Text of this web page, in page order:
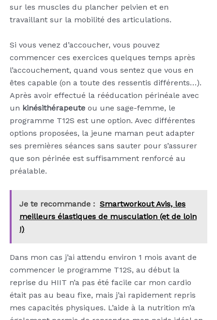
sur les muscles du plancher pelvien et en
travaillant sur la mobilité des articulations.
Si vous venez d’accoucher, vous pouvez
commencer ces exercices quelques temps après
l’accouchement, quand vous sentez que vous en
êtes capable (on a toute des ressentis différents…).
Après avoir effectué la rééducation périnéale avec
un kinésithérapeute ou une sage-femme, le
programme T12S est une option. Avec différentes
options proposées, la jeune maman peut adapter
ses premières séances sans sauter pour s’assurer
que son périnée est suffisamment renforcé au
préalable.
Je te recommande : Smartworkout Avis, les
meilleurs élastiques de musculation (et de loin
!)
Dans mon cas j’ai attendu environ 1 mois avant de
commencer le programme T12S, au début la
reprise du HIIT n’a pas été facile car mon cardio
était pas au beau fixe, mais j’ai rapidement repris
mes capacités physiques. L’aide à la nutrition m’a